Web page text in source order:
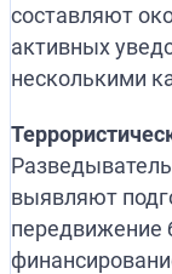
составляют
активных
несколькими
выявляют
передвижение